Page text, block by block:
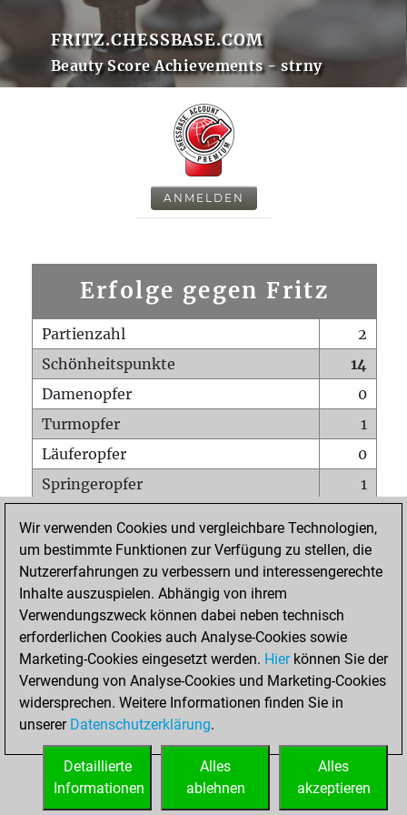
FRITZ.CHESSBASE.COM
Beauty Score Achievements - strny
ANMELDEN
Erfolge gegen Fritz
Partienzahl
2
Schönheitspunkte
14
Damenopfer
0
Turmopfer
1
Läuferopfer
0
Springeropfer
1
Matt auf vollem Brett
0
Bauer setzt Matt
0
Erstickte Matts
Unterverwandlungen
Türme auf der siebten
0
STARTSEITE
Wir verwenden Cookies und vergleichbare Technologien,
um bestimmte Funktionen zur Verfügung zu stellen, die
Nutzererfahrungen zu verbessern und interessengerechte
Inhalte auszuspielen. Abhängig von ihrem
Verwendungszweck können dabei neben technisch
erforderlichen Cookies auch Analyse-Cookies sowie
Marketing-Cookies eingesetzt werden. Hierkönnen Sie der
Verwendung von Analyse-Cookies und Marketing-Cookies
widersprechen. Weitere Informationen finden Sie in
unserer Datenschutzerklärung.
Alles
akzeptieren
Alles
ablehnen
Detaillierte
Informationen